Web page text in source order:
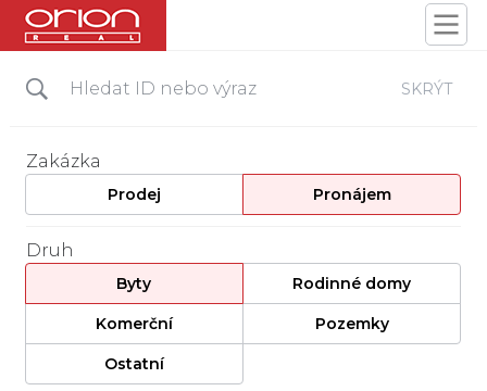
SKRÝT
Zakázka
Prodej Pronájem
Druh
Byty Rodinné domy
Komerční Pozemky
Ostatní